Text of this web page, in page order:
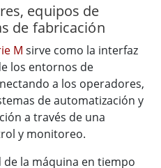
equipos de
de fabricación
M sirve como la interfaz
los entornos de
a los operadores,
de automatización y
a través de una
y monitoreo.
la máquina en tiempo